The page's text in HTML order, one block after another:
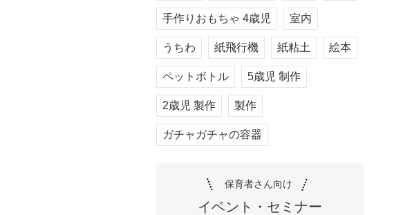
手作りおもちゃ 4歳児 室内
うちわ 紙飛行機 紙粘土 絵本
ペットボトル 5歳児 制作
2歳児 製作 製作
ガチャガチャの容器
保育者さん向け
イベント・セミナー